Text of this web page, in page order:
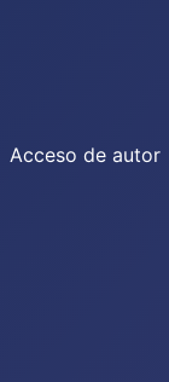
Acceso de autor